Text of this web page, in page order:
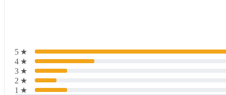
5★
4★
3★
2★
1★